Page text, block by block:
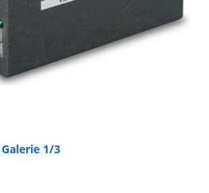
Galerie 1/3